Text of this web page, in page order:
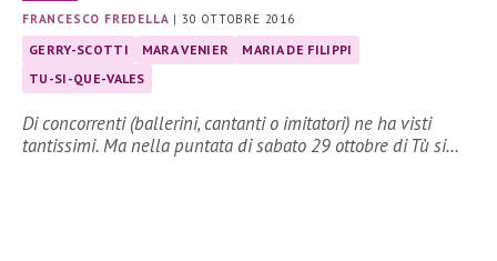
FRANCESCO FREDELLA | 30 OTTOBRE 2016
GERRY-SCOTTI MARA VENIER
MARIA DE FILIPPI
TU-SI-QUE-VALES
Di concorrenti (ballerini, cantanti o imitatori) ne ha visti
tantissimi. Ma nella puntata di sabato 29 ottobre di Tù si…